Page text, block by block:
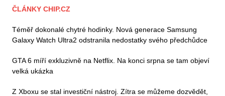
ČLÁNKY CHIP.CZ
Téměř dokonalé chytré hodinky. Nová generace Samsung
Galaxy Watch Ultra2 odstranila nedostatky svého předchůdce
GTA 6 míří exkluzivně na Netflix. Na konci srpna se tam objeví
velká ukázka
Z Xboxu se stal investiční nástroj. Zítra se můžeme dozvědět,